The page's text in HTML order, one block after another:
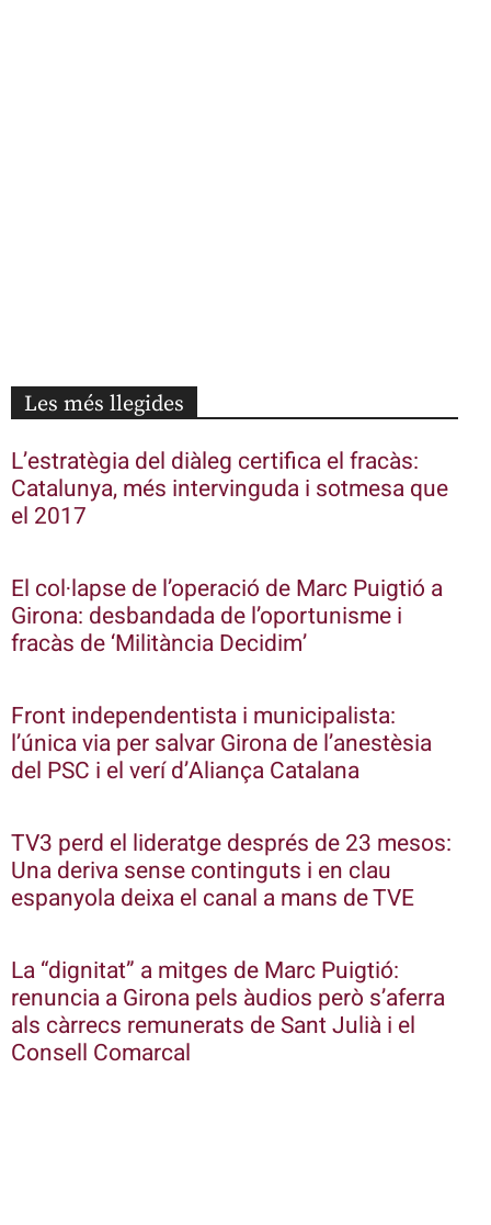
Les més llegides
L’estratègia del diàleg certifica el fracàs:
Catalunya, més intervinguda i sotmesa que
el 2017
El col·lapse de l’operació de Marc Puigtió a
Girona: desbandada de l’oportunisme i
fracàs de ‘Militància Decidim’
Front independentista i municipalista:
l’única via per salvar Girona de l’anestèsia
del PSC i el verí d’Aliança Catalana
TV3 perd el lideratge després de 23 mesos:
Una deriva sense continguts i en clau
espanyola deixa el canal a mans de TVE
La “dignitat” a mitges de Marc Puigtió:
renuncia a Girona pels àudios però s’aferra
als càrrecs remunerats de Sant Julià i el
Consell Comarcal